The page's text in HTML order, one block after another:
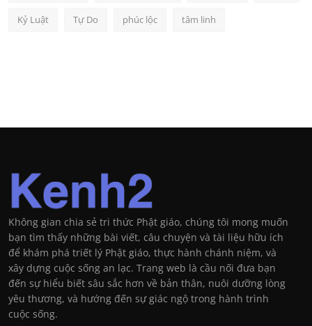
Kỷ Luật Tự Do phúc lộc tâm linh
Không gian chia sẻ tri thức Phật giáo, chúng tôi mong muốn
bạn tìm thấy những bài viết, câu chuyện và tài liệu hữu ích
để khám phá triết lý Phật giáo, thực hành chánh niệm, và
xây dựng cuộc sống an lạc. Trang web là cầu nối đưa bạn
đến sự hiểu biết sâu sắc hơn về bản thân, nuôi dưỡng lòng
yêu thương, và hướng đến sự giác ngộ trong hành trình
cuộc sống.